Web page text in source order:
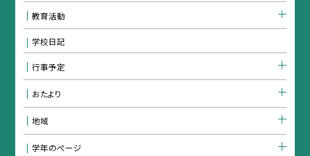
教育活動
学校日記
行事予定
おたより
地域
学年のぺージ